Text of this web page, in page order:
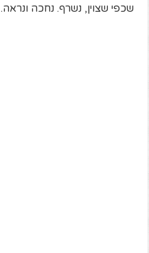
שכפי שצוין, נשרף. נחכה ונראה.